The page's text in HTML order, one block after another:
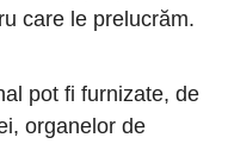
care le prelucrăm.
pot fi furnizate, de
organelor de